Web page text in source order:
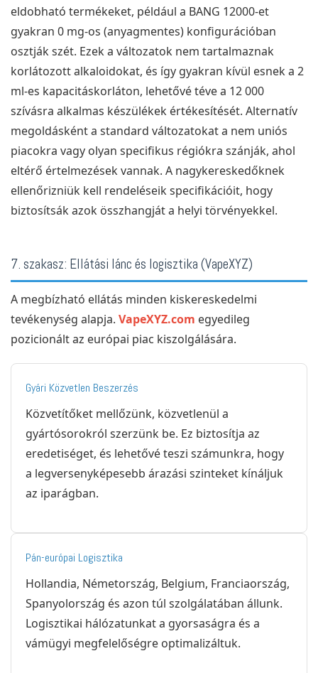
eldobható termékeket, például a BANG 12000-et
gyakran 0 mg-os (anyagmentes) konfigurációban
osztják szét. Ezek a változatok nem tartalmaznak
korlátozott alkaloidokat, és így gyakran kívül esnek a 2
ml-es kapacitáskorláton, lehetővé téve a 12 000
szívásra alkalmas készülékek értékesítését. Alternatív
megoldásként a standard változatokat a nem uniós
piacokra vagy olyan specifikus régiókra szánják, ahol
eltérő értelmezések vannak. A nagykereskedőknek
ellenőrizniük kell rendeléseik specifikációit, hogy
biztosítsák azok összhangját a helyi törvényekkel.
7. szakasz: Ellátási lánc és logisztika (VapeXYZ)
A megbízható ellátás minden kiskereskedelmi
tevékenység alapja. VapeXYZ.com egyedileg
pozicionált az európai piac kiszolgálására.
Gyári Közvetlen Beszerzés
Közvetítőket mellőzünk, közvetlenül a
gyártósorokról szerzünk be. Ez biztosítja az
eredetiséget, és lehetővé teszi számunkra, hogy
a legversenyképesebb árazási szinteket kínáljuk
az iparágban.
Pán-európai Logisztika
Hollandia, Németország, Belgium, Franciaország,
Spanyolország és azon túl szolgálatában állunk.
Logisztikai hálózatunkat a gyorsaságra és a
vámügyi megfelelőségre optimalizáltuk.